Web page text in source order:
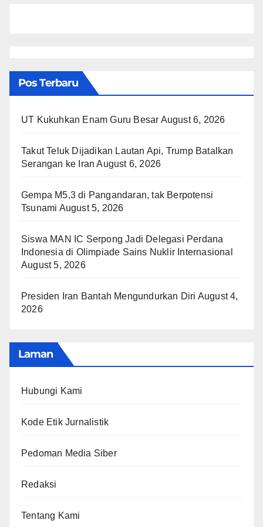
Pos Terbaru
UT Kukuhkan Enam Guru Besar August 6, 2026
Takut Teluk Dijadikan Lautan Api, Trump Batalkan
Serangan ke Iran August 6, 2026
Gempa M5,3 di Pangandaran, tak Berpotensi
Tsunami August 5, 2026
Siswa MAN IC Serpong Jadi Delegasi Perdana
Indonesia di Olimpiade Sains Nuklir Internasional
August 5, 2026
Presiden Iran Bantah Mengundurkan Diri August 4,
2026
Laman
Hubungi Kami
Kode Etik Jurnalistik
Pedoman Media Siber
Redaksi
Tentang Kami